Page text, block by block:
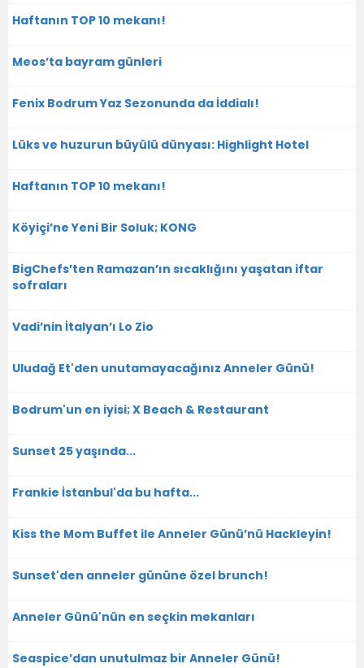
Haftanın TOP 10 mekanı!
Meos’ta bayram günleri
Fenix Bodrum Yaz Sezonunda da İddialı!
Lüks ve huzurun büyülü dünyası: Highlight Hotel
Haftanın TOP 10 mekanı!
Köyiçi’ne Yeni Bir Soluk; KONG
BigChefs’ten Ramazan’ın sıcaklığını yaşatan iftar
sofraları
Vadi’nin İtalyan’ı Lo Zio
Uludağ Et'den unutamayacağınız Anneler Günü!
Bodrum'un en iyisi; X Beach & Restaurant
Sunset 25 yaşında...
Frankie İstanbul'da bu hafta...
Kiss the Mom Buffet ile Anneler Günü’nü Hackleyin!
Sunset'den anneler gününe özel brunch!
Anneler Günü'nün en seçkin mekanları
Seaspice’dan unutulmaz bir Anneler Günü!